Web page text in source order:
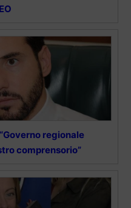
regionale
comprensorio”